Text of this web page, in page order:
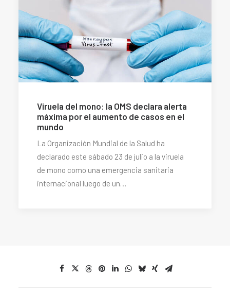
Viruela del mono: la OMS declara alerta
máxima por el aumento de casos en el
mundo
La Organización Mundial de la Salud ha
declarado este sábado 23 de julio a la viruela
de mono como una emergencia sanitaria
internacional luego de un…